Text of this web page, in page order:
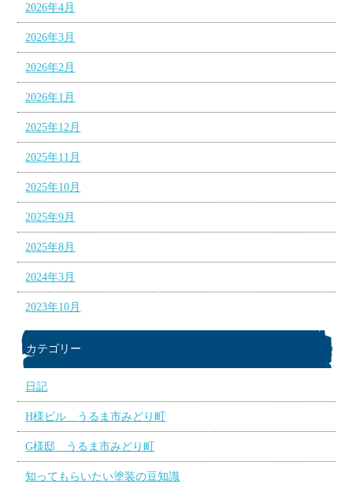
2026年4月
2026年3月
2026年2月
2026年1月
2025年12月
2025年11月
2025年10月
2025年9月
2025年8月
2024年3月
2023年10月
カテゴリー
日記
H様ビル うるま市みどり町
G様邸 うるま市みどり町
知ってもらいたい塗装の豆知識